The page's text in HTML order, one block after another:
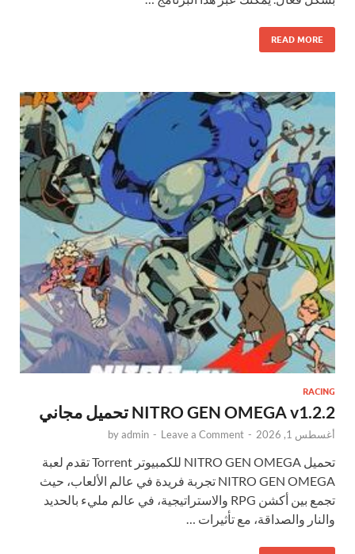
READ MORE
RACING
NITRO GEN OMEGA v1.2.2 تحميل مجاني
أغسطس 1, 2026 -
byadmin - Leave a Comment
تحميل NITRO GEN OMEGA للكمبيوتر Torrent تقدم لعبة
NITRO GEN OMEGA تجربة فريدة في عالم الألعاب، حيث
تجمع بين أكشن RPG والاستراتيجية، في عالم مليء بالحديد
والنار والصداقة، مع تأثيرات …